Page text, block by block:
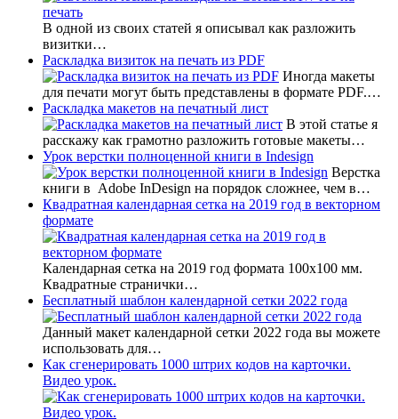
В одной из своих статей я описывал как разложить
визитки…
Раскладка визиток на печать из PDF
Иногда макеты
для печати могут быть представлены в формате PDF.…
Раскладка макетов на печатный лист
В этой статье я
расскажу как грамотно разложить готовые макеты…
Урок верстки полноценной книги в Indesign
Верстка
книги в Adobe InDesign на порядок сложнее, чем в…
Квадратная календарная сетка на 2019 год в векторном
формате
Календарная сетка на 2019 год формата 100х100 мм.
Квадратные странички…
Бесплатный шаблон календарной сетки 2022 года
Данный макет календарной сетки 2022 года вы можете
использовать для…
Как сгенерировать 1000 штрих кодов на карточки.
Видео урок.